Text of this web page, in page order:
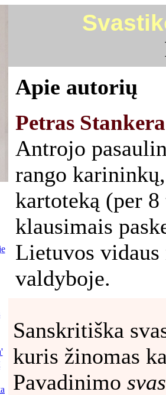
Apie autorių
Petras
Antrojo
rango
kartoteką (per
klausimais
Lietuvos
valdyboje.
Sanskritiška
kuris žinomas
Pavadinimo